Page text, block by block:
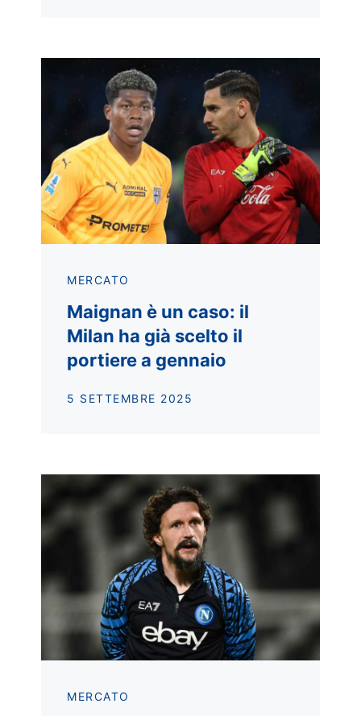
MERCATO
Maignan è un caso: il
Milan ha già scelto il
portiere a gennaio
5 SETTEMBRE 2025
MERCATO